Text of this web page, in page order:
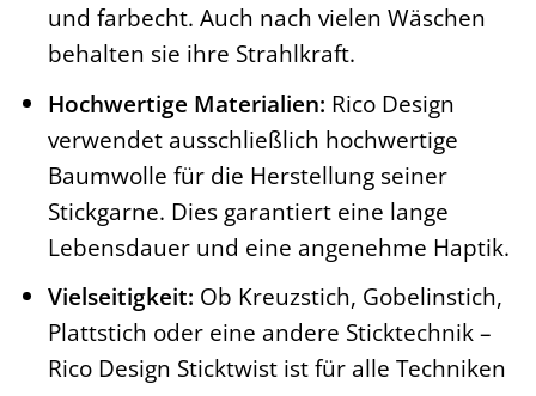
und farbecht. Auch nach vielen Wäschen
behalten sie ihre Strahlkraft.
Hochwertige Materialien: Rico Design
verwendet ausschließlich hochwertige
Baumwolle für die Herstellung seiner
Stickgarne. Dies garantiert eine lange
Lebensdauer und eine angenehme Haptik.
Vielseitigkeit: Ob Kreuzstich, Gobelinstich,
Plattstich oder eine andere Sticktechnik –
Rico Design Sticktwist ist für alle Techniken